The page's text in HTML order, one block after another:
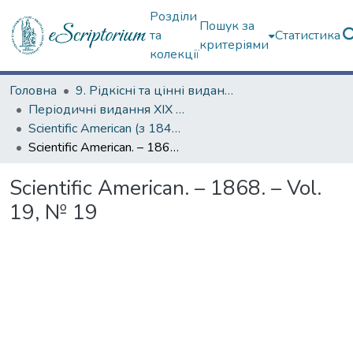
Розділи
та
колекції
Пошук за
критеріями
Статистика
Головна
9. Рідкісні та цінні видання
Періодичні видання ХІХ ст.
Scientific American (з 1845 р.)
Scientific American. – 1868. – Vol. 19, № 19
Scientific American. – 1868. – Vol.
19, № 19